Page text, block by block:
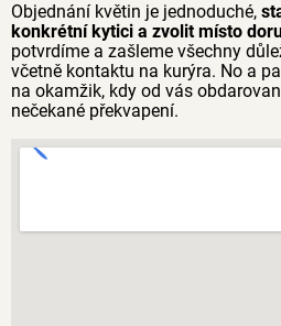
Objednání květin je jednoduché,
konkrétní kytici a zvolit místo
potvrdíme a zašleme všechny
včetně kontaktu na kurýra. No a
na okamžik, kdy od vás
nečekané překvapení.